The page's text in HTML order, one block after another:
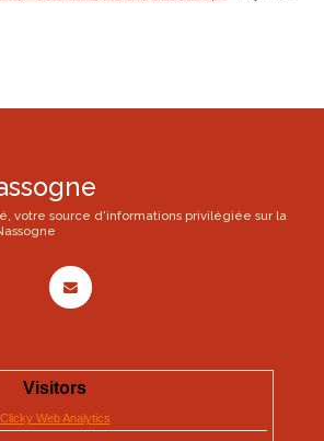
votre source d'informations privilégiée sur la